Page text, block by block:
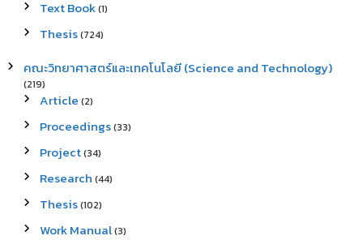
Text Book(1)
Thesis(724)
คณะวิทยาศาสตร์และเทคโนโลยี (Science and Technology)
(219)
Article (2)
Proceedings(33)
Project(34)
Research (44)
Thesis(102)
Work Manual(3)